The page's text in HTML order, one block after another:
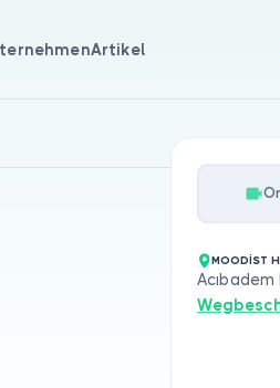
Artikel
MOODİST